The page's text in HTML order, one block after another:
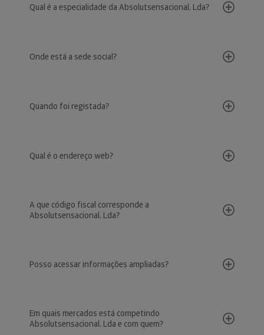
Qual é a especialidade da Absolutsensacional, Lda?
Onde está a sede social?
Quando foi registada?
Qual é o endereço web?
A que código fiscal corresponde a
Absolutsensacional, Lda?
Posso acessar informações ampliadas?
Em quais mercados está competindo
Absolutsensacional, Lda e com quem?